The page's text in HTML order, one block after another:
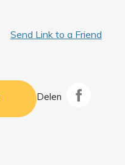
Send Link to a Friend
Delen